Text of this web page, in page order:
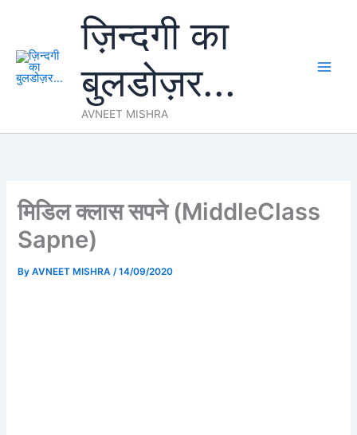
content
ज़िन्दगी का
बुलडोज़र...
AVNEET MISHRA
मिडिल क्लास सपने (MiddleClass
Sapne)
ByAVNEET MISHRA/14/09/2020